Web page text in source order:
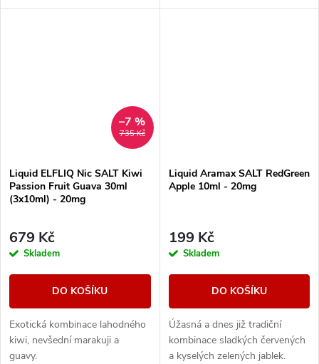
příchuť s chladivým
735 Kč
–7 %
Liquid ELFLIQ Nic SALT Kiwi
Passion Fruit Guava 30ml
(3x10ml) - 20mg
679 Kč
Skladem
DO KOŠÍKU
Exotická kombinace lahodného
kiwi, nevšední marakuji a
guavy.
Liquid Aramax SALT RedGreen
Apple 10ml - 20mg
199 Kč
Skladem
DO KOŠÍKU
Úžasná a dnes již tradiční
kombinace sladkých červených
a kyselých zelených jablek.